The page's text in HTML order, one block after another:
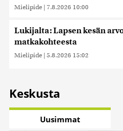
Mielipide | 7.8.2026 10:00
Lukijalta: Lapsen kesän
matkakohteesta
Mielipide | 5.8.2026 15:02
Keskusta
Uusimmat